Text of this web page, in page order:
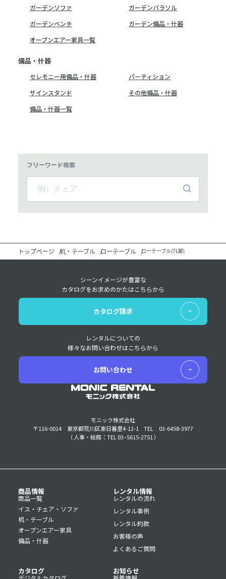
ガーデンソファ
ガーデンパラソル
ガーデンベンチ
ガーデン備品・什器
オープンエアー家具一覧
備品・什器
セレモニー用備品・什器
パーティション
サインスタンド
その他備品・什器
備品・什器一覧
フリーワード検索
トップページ 机・テーブル ローテーブル ローテーブル(TL脚)
モニック株式会社
〒116-0014 東京都荒川区東日暮里4-12-1
TEL 03-6458-3977
（ 人事・総務：TEL 03–5615-2751 ）
シーンイメージが豊富な
カタログをお求めのかたはこちらから
カタログ請求
レンタルについての
様々なお問い合わせはこちらから
お問い合わせ
商品情報
商品一覧
イス・チェア・ソファ
机・テーブル
オープンエアー家具
備品・什器
レンタル情報
レンタルの流れ
レンタル事例
レンタル約款
お客様の声
よくあるご質問
カタログ お知らせ